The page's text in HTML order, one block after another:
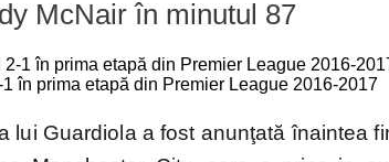
McNair în minutul 87
în prima etapă din Premier League 2016-2017
lui Guardiola a fost anunţată înaintea